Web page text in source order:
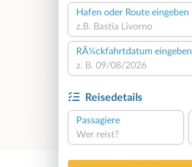
Hafen oder Route eingeben
RÃ¼ckfahrtdatum eingeben
Reisedetails
Passagiere
Wer reist?